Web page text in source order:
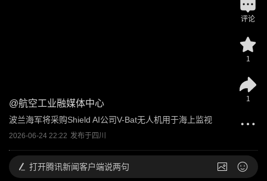
@航空工业融媒体中心
波兰海军将采购Shield AI公司V-Bat无人机用于海上监视
2026-06-24 22:22 发布于四川
评论
1
1
打开腾讯新闻客户端说两句